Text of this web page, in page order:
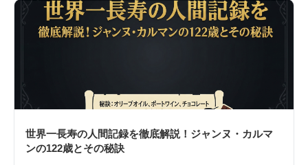
世界一長寿の人間記録を徹底解説！ジャンヌ・カルマ
ンの122歳とその秘訣